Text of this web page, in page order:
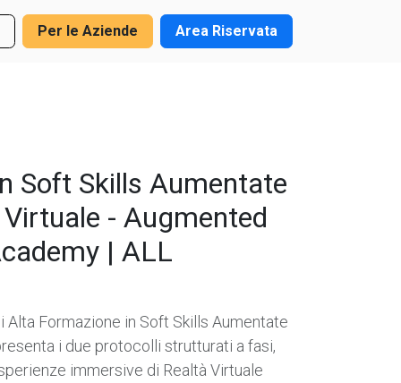
Per le Aziende Area Riservata
Soft Skills Aumentate
- Augmented
| ALL
Alta Formazione in Soft Skills Aumentate
i due protocolli strutturati a fasi,
immersive di Realtà Virtuale